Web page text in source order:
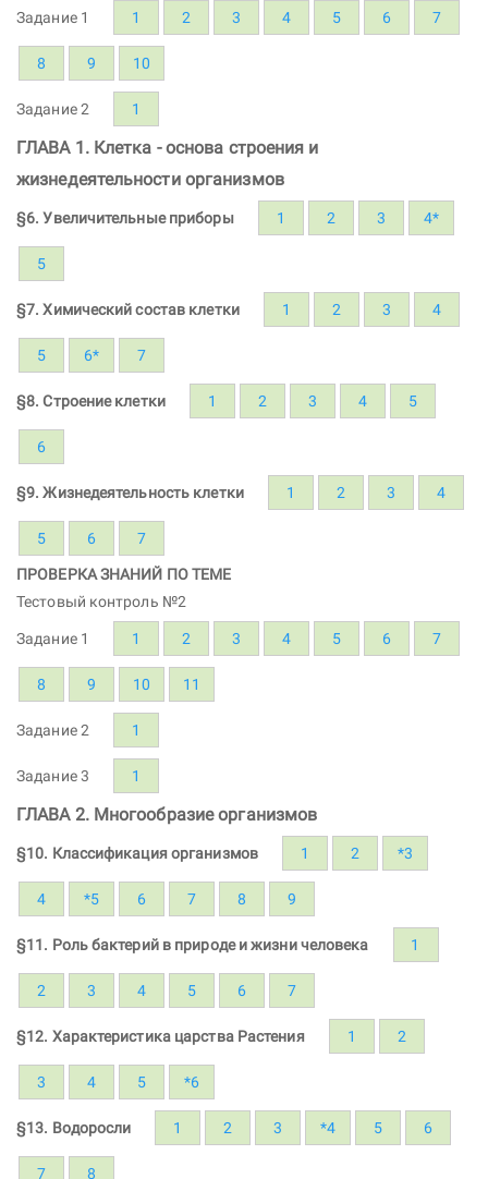
Задание 1 1 2 3 4 5 6 7
8 9 10
Задание 2 1
ГЛАВА 1. Клетка - основа строения и
жизнедеятельности организмов
§6. Увеличительные приборы 1 2 3 4*
5
§7. Химический состав клетки 1 2 3 4
5 6* 7
§8. Строение клетки 1 2 3 4 5
6
§9. Жизнедеятельность клетки 1 2 3 4
5 6 7
ПРОВЕРКА ЗНАНИЙ ПО ТЕМЕ
Тестовый контроль №2
Задание 1 1 2 3 4 5 6 7
8 9 10 11
Задание 2 1
Задание 3 1
ГЛАВА 2. Многообразие организмов
§10. Классификация организмов 1 2 *3
4 *5 6 7 8 9
§11. Роль бактерий в природе и жизни человека 1
2 3 4 5 6 7
§12. Характеристика царства Растения 1 2
3 4 5 *6
§13. Водоросли 1 2 3 *4 5 6
7 8